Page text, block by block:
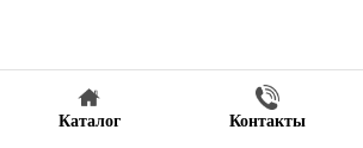
Каталог Контакты